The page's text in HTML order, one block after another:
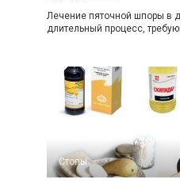
Лечение пяточной шпоры в
длительный процесс,
Стопы